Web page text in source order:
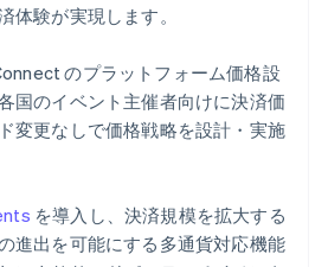
体験が実現します。
のプラットフォーム価格設
国のイベント主催者向けに決済価
変更なしで価格戦略を設計・実施
を導入し、決済規模を拡大する
進出を可能にする多通貨対応機能